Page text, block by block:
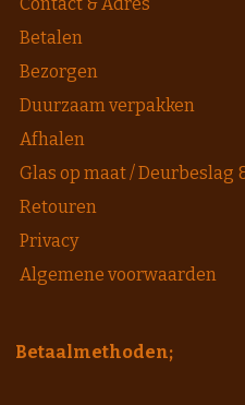
Betalen
Bezorgen
Duurzaam verpakken
Afhalen
Glas op maat / Deurbeslag
Retouren
Privacy
Algemene voorwaarden
Betaalmethoden;